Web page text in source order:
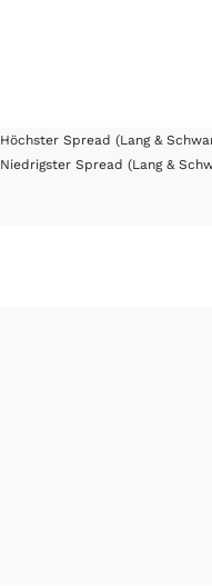
Höchster Spread(Lang &
Niedrigster Spread(Lang &